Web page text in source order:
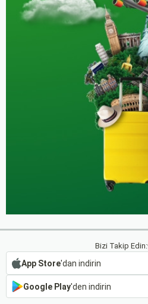
Bizi Takip Edin:
App Store'dan indirin
Google Play'den indirin